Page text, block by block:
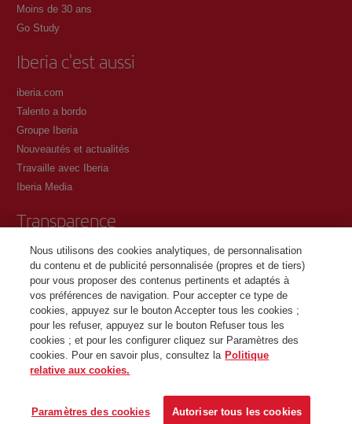
Moins de 30 ans
Go Study
Iberia c'est aussi
iberia.com
Talento a bordo
Groupe Iberia
Nouveautés et actualités
Travaille avec Iberia
Iberia Media
Transparence
Conditions générales du programme Iberia Club
Conditions d'inscription sur iberia.com
Politique de protection des données personnelles
Gestion et politique relative aux cookies
Contactez
©Iberia Joven 2026. Tous droits réservés.
Nous utilisons des cookies analytiques, de personnalisation
du contenu et de publicité personnalisée (propres et de tiers)
pour vous proposer des contenus pertinents et adaptés à
vos préférences de navigation. Pour accepter ce type de
cookies, appuyez sur le bouton Accepter tous les cookies ;
pour les refuser, appuyez sur le bouton Refuser tous les
cookies ; et pour les configurer cliquez sur Paramètres des
cookies. Pour en savoir plus, consultez la Politique
relative aux cookies.
Paramètres des cookies Autoriser tous les cookies